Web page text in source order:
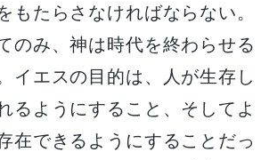
もたらさなければならない。
のみ、神は時代を終わらせる
イエスの目的は、人が生存し
るようにすること、そしてよ
在できるようにすることだっ